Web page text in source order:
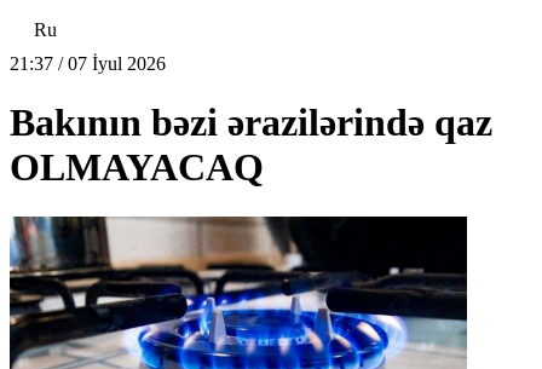
Ru
21:37 / 07 İyul 2026
Bakının bəzi ərazilərində qaz
OLMAYACAQ